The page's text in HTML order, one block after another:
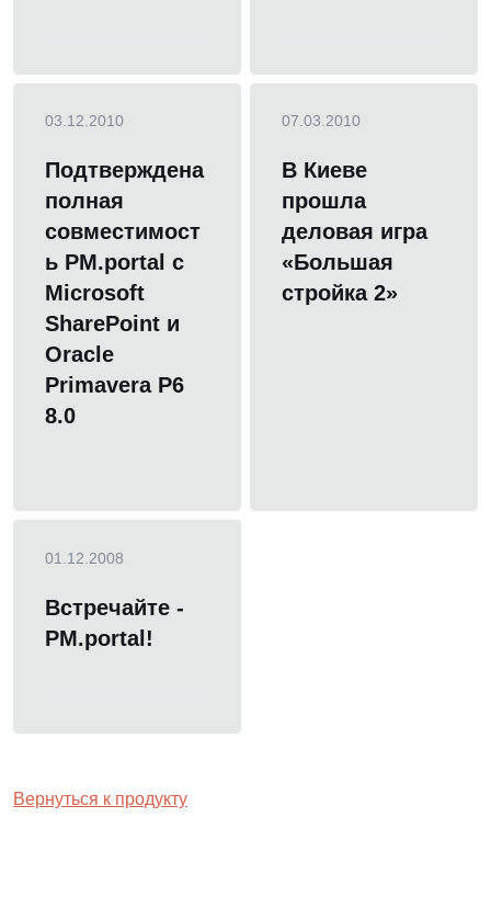
03.12.2010
Подтверждена
полная
совместимост
ь PM.portal с
Microsoft
SharePoint и
Oracle
Primavera P6
8.0
07.03.2010
В Киеве
прошла
деловая игра
«Большая
стройка 2»
01.12.2008
Встречайте -
PM.portal!
Вернуться к продукту